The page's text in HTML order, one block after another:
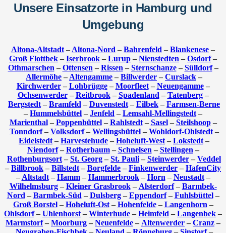
Unsere Einsatzorte in Hamburg und
Umgebung
Altona-Altstadt – Altona-Nord – Bahrenfeld – Blankenese –
Groß Flottbek – Iserbrook – Lurup – Nienstedten – Osdorf–
Othmarschen – Ottensen – Rissen – Sternschanze– Sülldorf–
Allermöhe – Altengamme – Billwerder – Curslack –
Kirchwerder– Lohbrügge– Moorfleet– Neuengamme–
Ochsenwerder– Reitbrook– Spadenland – Tatenberg–
Bergstedt – Bramfeld – Duvenstedt – Eilbek – Farmsen-Berne
– Hummelsbüttel – Jenfeld – Lemsahl-Mellingstedt –
Marienthal– Poppenbüttel– Rahlstedt– Sasel– Steilshoop–
Tonndorf– Volksdorf– Wellingsbüttel– Wohldorf-Ohlstedt–
Eidelstedt – Harvestehude – Hoheluft-West – Lokstedt –
Niendorf– Rotherbaum– Schnelsen – Stellingen –
Rothenburgsort – St. Georg – St. Pauli – Steinwerder – Veddel
– Billbrook – Billstedt – Borgfelde – Finkenwerder – HafenCity
– Altstadt– Hamm– Hammerbrook– Horn – Neustadt–
Wilhelmsburg– Kleiner Grasbrook– Alsterdorf– Barmbek-
Nord – Barmbek-Süd – Dulsberg– Eppendorf– Fuhlsbüttel–
Groß Borstel– Hoheluft-Ost– Hohenfelde– Langenhorn –
Ohlsdorf– Uhlenhorst – Winterhude – Heimfeld – Langenbek –
Marmstorf– Moorburg – Neuenfelde – Altenwerder – Cranz –